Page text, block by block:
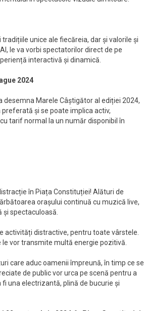
unice ale fiecăreia, dar și valorile și
le va vorbi spectatorilor direct de pe
interactivă și dinamică.
2024
Marele Câștigător al ediției 2024,
și se poate implica activ,
tarif normal la un număr disponibil în
în Piața Constituției! Alături de
orașului continuă cu muzică live,
și spectaculoasă.
activități distractive, pentru toate vârstele.
vor transmite multă energie pozitivă.
care aduc oamenii împreună, în timp ce se
de public vor urca pe scenă pentru a
una electrizantă, plină de bucurie și